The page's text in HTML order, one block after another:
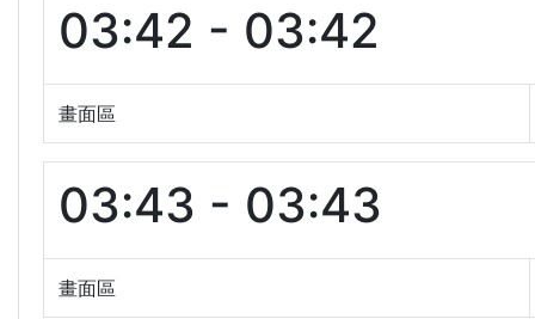
03:42 - 03:42
畫面區
03:43 - 03:43
畫面區